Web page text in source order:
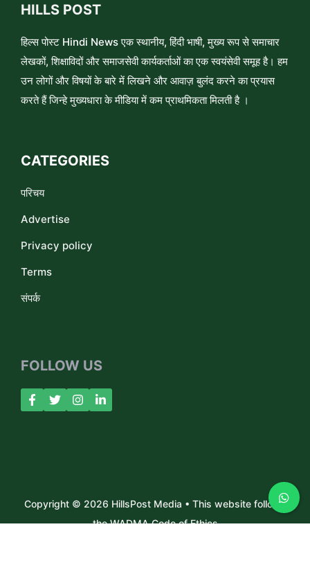
HILLS POST
हिल्स पोस्ट Hindi News एक स्थानीय, हिंदी भाषी, मुख्य रूप से समाचार
लेखकों, शिक्षाविदों और समाजसेवी कार्यकर्ताओं का एक स्वयंसेवी समूह है। हम
उन लोगों और विषयों के बारे में लिखने और आवाज़ बुलंद करने का प्रयास
करते हैं जिन्हे मुख्यधारा के मीडिया में कम प्राथमिकता मिलती है ।
CATEGORIES
परिचय
Advertise
Privacy policy
Terms
संपर्क
FOLLOW US
Copyright © 2026 HillsPost Media • This website follows
the WADMA Code of Ethics